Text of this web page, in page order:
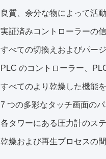
良質、余分な物によって活
実証済みコントローラーの
すべての切換えおよびパー
PLC のコントローラー、
すべてのより乾燥した機能
7 つの多彩なタッチ画面の
各タワーにある圧力計のス
乾燥および再生プロセスの間